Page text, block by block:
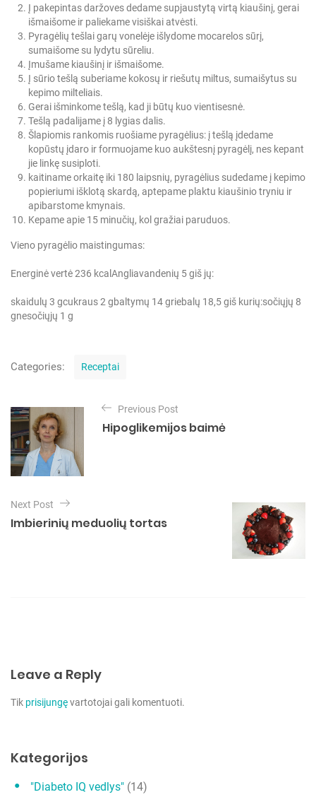
Į pakepintas daržoves dedame supjaustytą virtą kiaušinį, gerai
išmaišome ir paliekame visiškai atvėsti.
Pyragėlių tešlai garų vonelėje išlydome mocarelos sūrį,
sumaišome su lydytu sūreliu.
Įmušame kiaušinį ir išmaišome.
Į sūrio tešlą suberiame kokosų ir riešutų miltus, sumaišytus su
kepimo milteliais.
Gerai išminkome tešlą, kad ji būtų kuo vientisesnė.
Tešlą padalijame į 8 lygias dalis.
Šlapiomis rankomis ruošiame pyragėlius: į tešlą įdedame
kopūstų įdaro ir formuojame kuo aukštesnį pyragėlį, nes kepant
jie linkę susiploti.
kaitiname orkaitę iki 180 laipsnių, pyragėlius sudedame į kepimo
popieriumi išklotą skardą, aptepame plaktu kiaušinio tryniu ir
apibarstome kmynais.
Kepame apie 15 minučių, kol gražiai paruduos.
Vieno pyragėlio maistingumas:
Energinė vertė 236 kcal Angliavandenių 5 giš jų:
skaidulų 3 gcukraus 2 gbaltymų 14 griebalų 18,5 giš kurių:sočiųjų 8
gnesočiųjų 1 g
Categories:
i
e
Receptai
a
v
i
g
a
c
p
į
š
ų
Previous Post
Hipoglikemijos baimė
Next Post
Imbierinių meduolių tortas
Leave a Reply
Tik prisijungęvartotojai gali komentuoti.
Kategorijos
"Diabeto IQ vedlys" (14)